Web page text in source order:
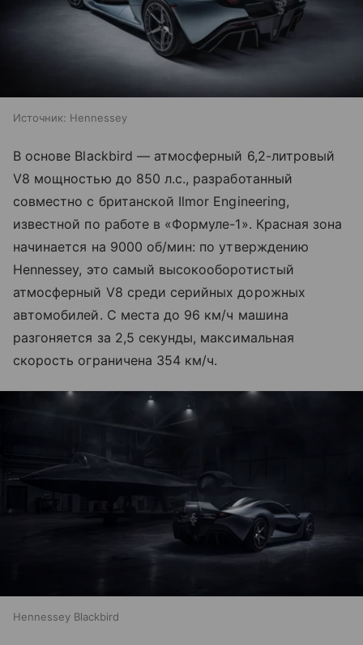
Источник: Hennessey
В основе Blackbird — атмосферный 6,2-литровый
V8 мощностью до 850 л.с., разработанный
совместно с британской Ilmor Engineering,
известной по работе в «Формуле-1». Красная зона
начинается на 9000 об/мин: по утверждению
Hennessey, это самый высокооборотистый
атмосферный V8 среди серийных дорожных
автомобилей. С места до 96 км/ч машина
разгоняется за 2,5 секунды, максимальная
скорость ограничена 354 км/ч.
Hennessey Blackbird